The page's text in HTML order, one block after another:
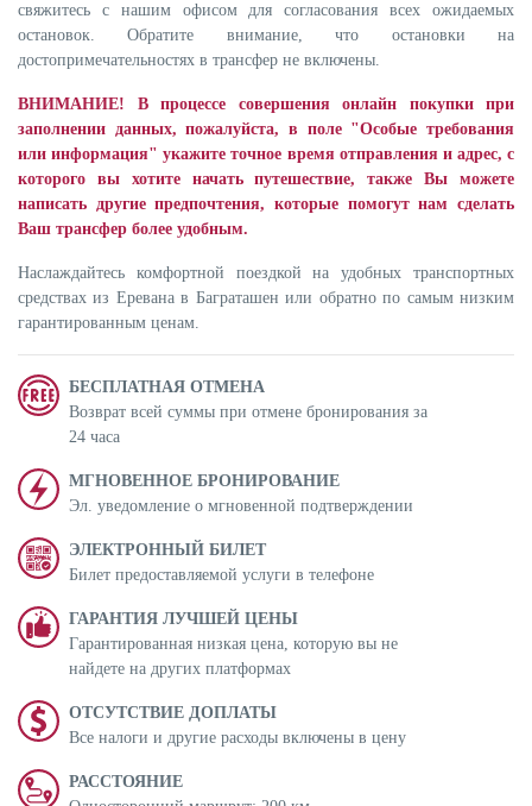
свяжитесь с нашим офисом для согласования всех ожидаемых
остановок. Обратите внимание, что остановки на
достопримечательностях в трансфер не включены.
ВНИМАНИЕ! В процессе совершения онлайн покупки при
заполнении данных, пожалуйста, в поле "Особые требования
или информация" укажите точное время отправления и адрес, с
которого вы хотите начать путешествие, также Вы можете
написать другие предпочтения, которые помогут нам сделать
Ваш трансфер более удобным.
Наслаждайтесь комфортной поездкой на удобных транспортных
средствах из Еревана в Баграташен или обратно по самым низким
гарантированным ценам.
БЕСПЛАТНАЯ ОТМЕНА
Возврат всей суммы при отмене бронирования за
24 часа
МГНОВЕННОЕ БРОНИРОВАНИЕ
Эл. уведомление о мгновенной подтверждении
ЭЛЕКТРОННЫЙ БИЛЕТ
Билет предоставляемой услуги в телефоне
ГАРАНТИЯ ЛУЧШЕЙ ЦЕНЫ
Гарантированная низкая цена, которую вы не
найдете на других платформах
ОТСУТСТВИЕ ДОПЛАТЫ
Все налоги и другие расходы включены в цену
РАССТОЯНИЕ